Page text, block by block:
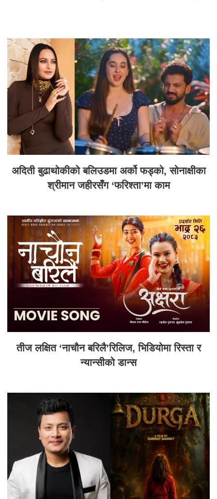
अदिती बुढाथोकीको बलिउडमा अर्को फड्को, सोनाक्षीका
श्रीमान जहीरसँग ‘फरिश्ता’मा काम
तीज लक्षित ‘नाचौन बरिलै’रिलिज, भिडियोमा रिस्ता र
न्यान्सीको डान्स